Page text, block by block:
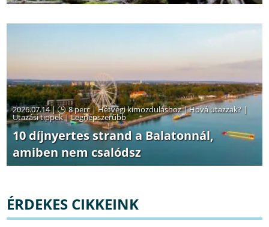
2026.07.14 | 8 perc|Hétvégi kimozduláshoz|Hová utazzak? |
Utazási tippek|Legnépszerűbb
10 díjnyertes strand a Balatonnál,
amiben nem csalódsz
ÉRDEKES CIKKEINK